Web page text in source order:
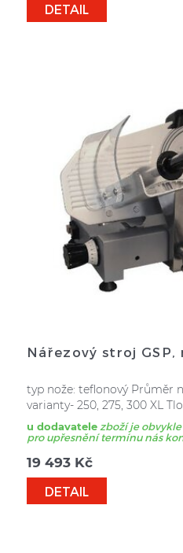
DETAIL
Nářezový stroj
typ nože: teflonový Průměr
varianty- 250, 275, 300 XL
u dodavatelezboží je
pro upřesnění termínu nás
19 493 Kč
DETAIL